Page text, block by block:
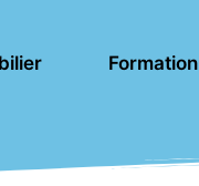
Formation